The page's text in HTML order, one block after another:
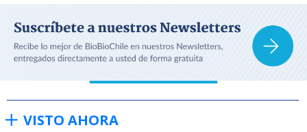
VISTO AHORA